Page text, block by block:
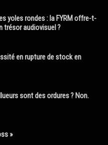
yoles rondes : la FYRM offre-t-
trésor audiovisuel ?
en rupture de stock en
sont des ordures ? Non.
»